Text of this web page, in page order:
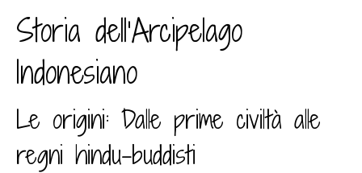
Storia dell’Arcipelago
Indonesiano
Le origini: Dalle prime civiltà alle
regni hindu-buddisti